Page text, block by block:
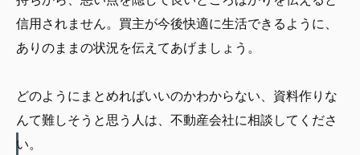
信用されません。買主が今後快適に生活できるように、
ありのままの状況を伝えてあげましょう。
どのようにまとめればいいのかわからない、資料作りな
んて難しそうと思う人は、不動産会社に相談してくださ
い。